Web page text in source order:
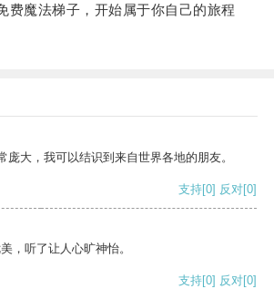
魔法梯子，开始属于你自己的旅程
庞大，我可以结识到来自世界各地的朋友。
支持[0] 反对[0]
，听了让人心旷神怡。
支持[0] 反对[0]